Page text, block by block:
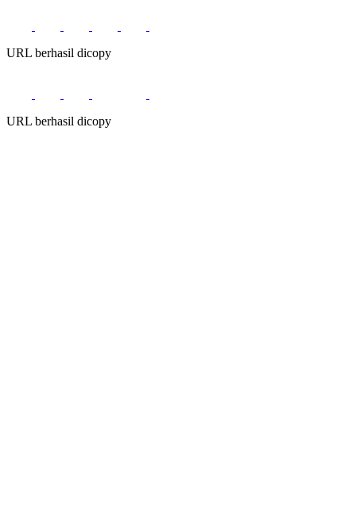
URL berhasil dicopy
URL berhasil dicopy